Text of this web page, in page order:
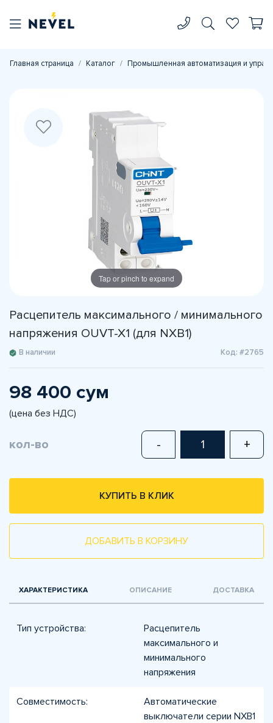
Главная страница Каталог Промышленная автоматизация и
Tap or pinch to expand
Расцепитель максимального / минимального
напряжения OUVT-X1 (для NXB1)
В наличии Код: #2765
98 400 сум
(цена без НДС)
кол-во - +
КУПИТЬ В КЛИК
ДОБАВИТЬ В КОРЗИНУ
ХАРАКТЕРИСТИКА ОПИСАНИЕ ДОСТАВКА
Тип устройства:
Расцепитель
максимального и
минимального
напряжения
Совместимость:
Автоматические
выключатели серии NXB1